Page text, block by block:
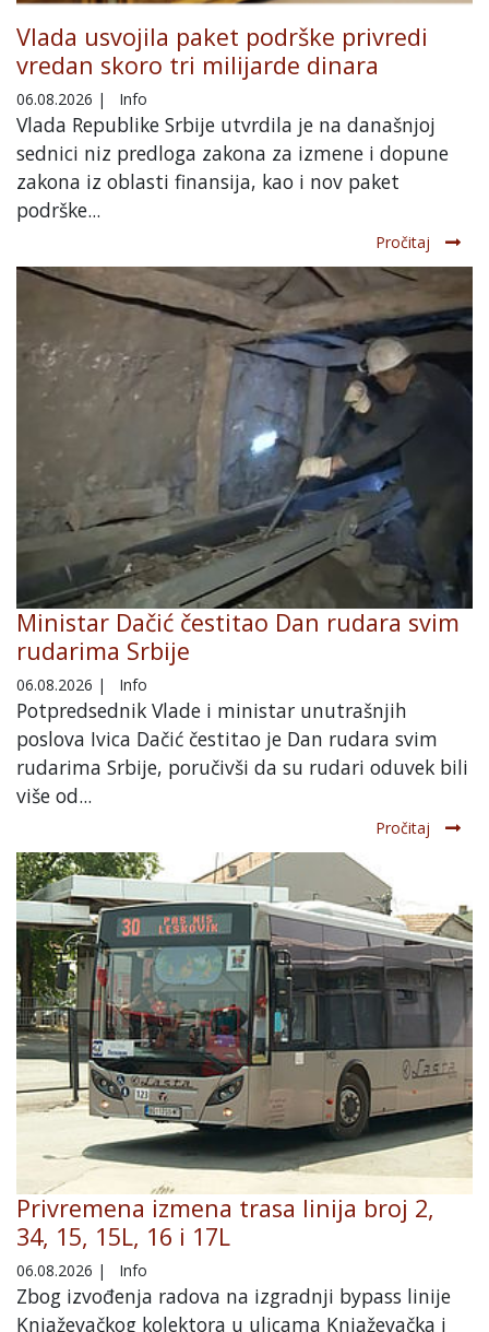
Vlada usvojila paket podrške privredi
vredan skoro tri milijarde dinara
06.08.2026 | Info
Vlada Republike Srbije utvrdila je na današnjoj
sednici niz predloga zakona za izmene i dopune
zakona iz oblasti finansija, kao i nov paket
podrške...
Pročitaj
Ministar Dačić čestitao Dan rudara svim
rudarima Srbije
06.08.2026 | Info
Potpredsednik Vlade i ministar unutrašnjih
poslova Ivica Dačić čestitao je Dan rudara svim
rudarima Srbije, poručivši da su rudari oduvek bili
više od...
Pročitaj
Privremena izmena trasa linija broj 2,
34, 15, 15L, 16 i 17L
06.08.2026 | Info
Zbog izvođenja radova na izgradnji bypass linije
Knjaževačkog kolektora u ulicama Knjaževačka i